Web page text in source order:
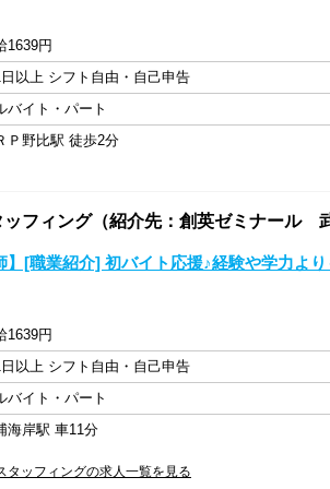
1639円
以上 シフト自由・自己申告
バイト・パート
Ｐ野比駅 徒歩2分
フィング（紹介先：創英ゼミナール
】[職業紹介] 初バイト応援♪経験や学力よ
1639円
以上 シフト自由・自己申告
バイト・パート
海岸駅 車11分
タッフィングの求人一覧を見る